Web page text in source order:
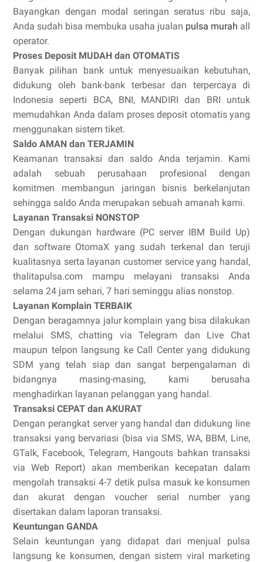
Bayangkan dengan modal seringan seratus ribu saja,
Anda sudah bisa membuka usaha jualan pulsa murah all
operator.
Proses Deposit MUDAH dan OTOMATIS
Banyak pilihan bank untuk menyesuaikan kebutuhan,
didukung oleh bank-bank terbesar dan terpercaya di
Indonesia seperti BCA, BNI, MANDIRI dan BRI untuk
memudahkan Anda dalam proses deposit otomatis yang
menggunakan sistem tiket.
Saldo AMAN dan TERJAMIN
Keamanan transaksi dan saldo Anda terjamin. Kami
adalah sebuah perusahaan profesional dengan
komitmen membangun jaringan bisnis berkelanjutan
sehingga saldo Anda merupakan sebuah amanah kami.
Layanan Transaksi NONSTOP
Dengan dukungan hardware (PC server IBM Build Up)
dan software OtomaX yang sudah terkenal dan teruji
kualitasnya serta layanan customer service yang handal,
thalitapulsa.com mampu melayani transaksi Anda
selama 24 jam sehari, 7 hari seminggu alias nonstop.
Layanan Komplain TERBAIK
Dengan beragamnya jalur komplain yang bisa dilakukan
melalui SMS, chatting via Telegram dan Live Chat
maupun telpon langsung ke Call Center yang didukung
SDM yang telah siap dan sangat berpengalaman di
bidangnya masing-masing, kami berusaha
menghadirkan layanan pelanggan yang handal.
Transaksi CEPAT dan AKURAT
Dengan perangkat server yang handal dan didukung line
transaksi yang bervariasi (bisa via SMS, WA, BBM, Line,
GTalk, Facebook, Telegram, Hangouts bahkan transaksi
via Web Report) akan memberikan kecepatan dalam
mengolah transaksi 4-7 detik pulsa masuk ke konsumen
dan akurat dengan voucher serial number yang
disertakan dalam laporan transaksi.
Keuntungan GANDA
Selain keuntungan yang didapat dari menjual pulsa
langsung ke konsumen, dengan sistem viral marketing